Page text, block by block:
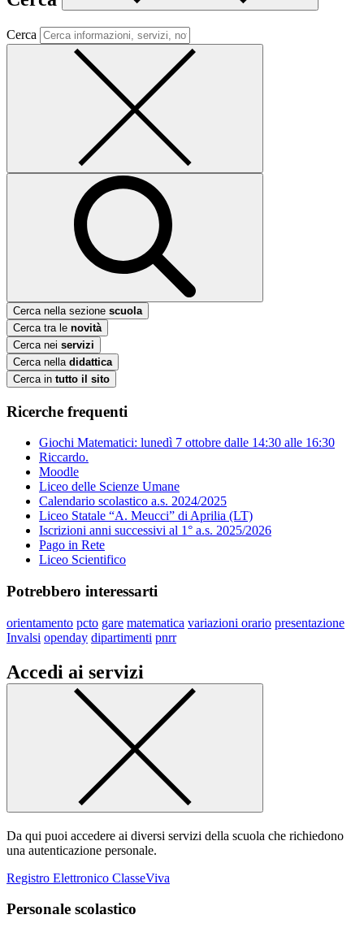
Cerca
Cerca nella sezione scuola
Cerca tra le novità
Cerca nei servizi
Cerca nella didattica
Cerca in tutto il sito
Ricerche frequenti
Giochi Matematici: lunedì 7 ottobre dalle 14:30 alle 16:30
Riccardo.
Moodle
Liceo delle Scienze Umane
Calendario scolastico a.s. 2024/2025
Liceo Statale “A. Meucci” di Aprilia (LT)
Iscrizioni anni successivi al 1° a.s. 2025/2026
Pago in Rete
Liceo Scientifico
Potrebbero interessarti
orientamento pcto gare matematica variazioni orario presentazione
Invalsi openday dipartimenti pnrr
Accedi ai servizi
Da qui puoi accedere ai diversi servizi della scuola che richiedono
una autenticazione personale.
Registro Elettronico ClasseViva
Personale scolastico